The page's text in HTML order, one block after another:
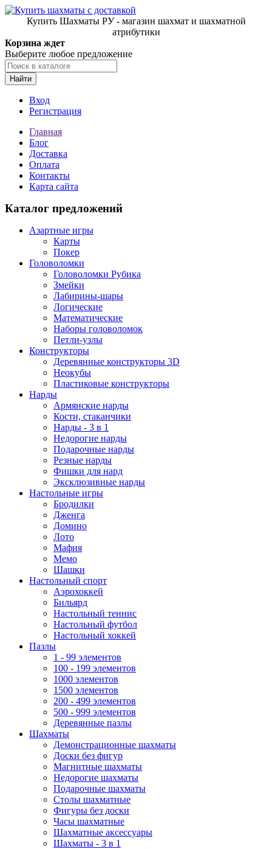
Купить Шахматы РУ - магазин шахмат и шахматной
атрибутики
Корзина ждет
Выберите любое предложение
Найти
Вход
Регистрация
Главная
Блог
Доставка
Оплата
Контакты
Карта сайта
Каталог предложений
Азартные игры
Карты
Покер
Головоломки
Головоломки Рубика
Змейки
Лабирины-шары
Логические
Математические
Наборы головоломок
Петли-узлы
Конструкторы
Деревянные конструкторы 3D
Неокубы
Пластиковые конструкторы
Нарды
Армянские нарды
Кости, стаканчики
Нарды - 3 в 1
Недорогие нарды
Подарочные нарды
Резные нарды
Фишки для нард
Эксклюзивные нарды
Настольные игры
Бродилки
Дженга
Домино
Лото
Мафия
Мемо
Шашки
Настольный спорт
Аэрохоккей
Бильярд
Настольный теннис
Настольный футбол
Настольный хоккей
Пазлы
1 - 99 элементов
100 - 199 элементов
1000 элементов
1500 элементов
200 - 499 элементов
500 - 999 элементов
Деревянные пазлы
Шахматы
Демонстрационные шахматы
Доски без фигур
Магнитные шахматы
Недорогие шахматы
Подарочные шахматы
Столы шахматные
Фигуры без доски
Часы шахматные
Шахматные аксессуары
Шахматы - 3 в 1